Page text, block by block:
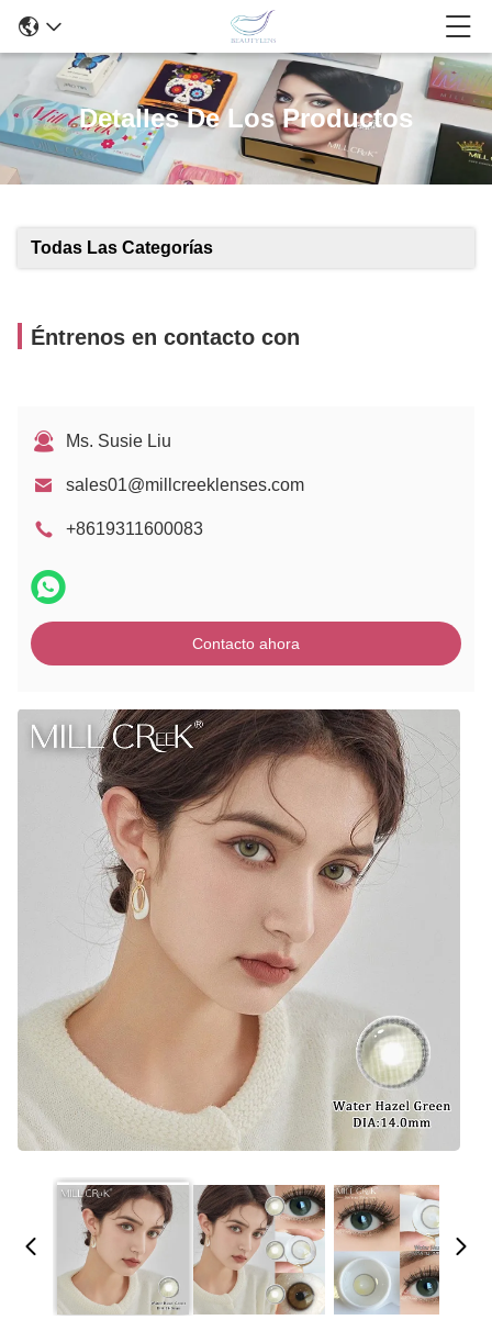
Detalles De Los Productos
Todas Las Categorías
Éntrenos en contacto con
Ms. Susie Liu
sales01@millcreeklenses.com
+8619311600083
Contacto ahora